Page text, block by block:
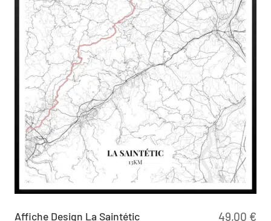
49,00 €
Affiche Design La Saintétic